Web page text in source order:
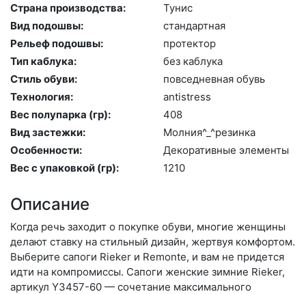
Страна производства:
Ту­нис
Вид подошвы:
стан­дарт­ная
Рельеф подошвы:
про­тек­тор
Тип каблука:
без каб­лу­ка
Стиль обуви:
пов­седнев­ная обувь
Технология:
an­tist­ress
Вес полупарка (гр):
408
Вид застежки:
Мол­ния^_^ре­зин­ка
Особенности:
Де­кора­тив­ные эле­мен­ты
Вес с упаковкой (гр):
1210
Описание
Когда речь заходит о покупке обуви, многие женщины
делают ставку на стильный дизайн, жертвуя комфортом.
Выберите са­поги Rieker и Remonte, и вам не придется
идти на компромиссы. Сапоги женские зимние Rieker,
артикул Y3457-60 — сочетание максимального